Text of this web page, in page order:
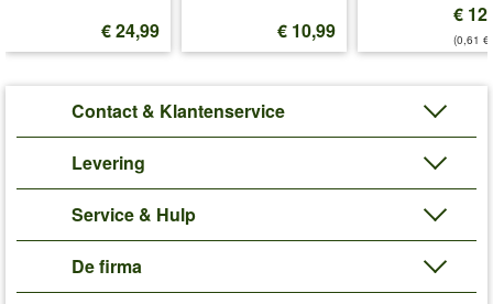
€ 24,99 € 10,99
€
(0,61
Contact & Klantenservice
Levering
Service & Hulp
De firma